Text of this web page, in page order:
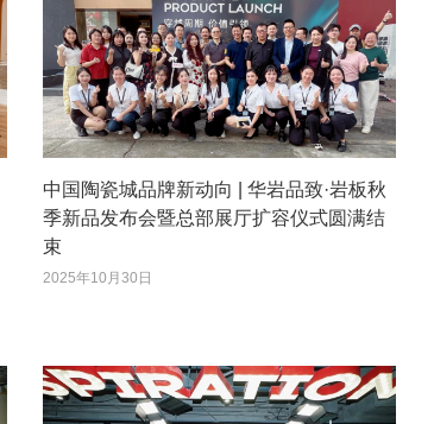
中国陶瓷城品牌新动向 | 华岩品致·岩板秋
季新品发布会暨总部展厅扩容仪式圆满结
束
2025年10月30日